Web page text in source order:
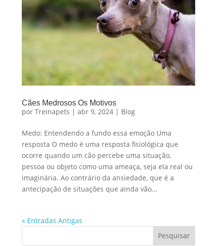
Cães Medrosos Os Motivos
por Treinapets | abr 9, 2024| Blog
Medo: Entendendo a fundo essa emoção Uma
resposta O medo é uma resposta fisiológica que
ocorre quando um cão percebe uma situação,
pessoa ou objeto como uma ameaça, seja ela real ou
imaginária. Ao contrário da ansiedade, que é a
antecipação de situações que ainda vão...
« Entradas Antigas
Pesquisar